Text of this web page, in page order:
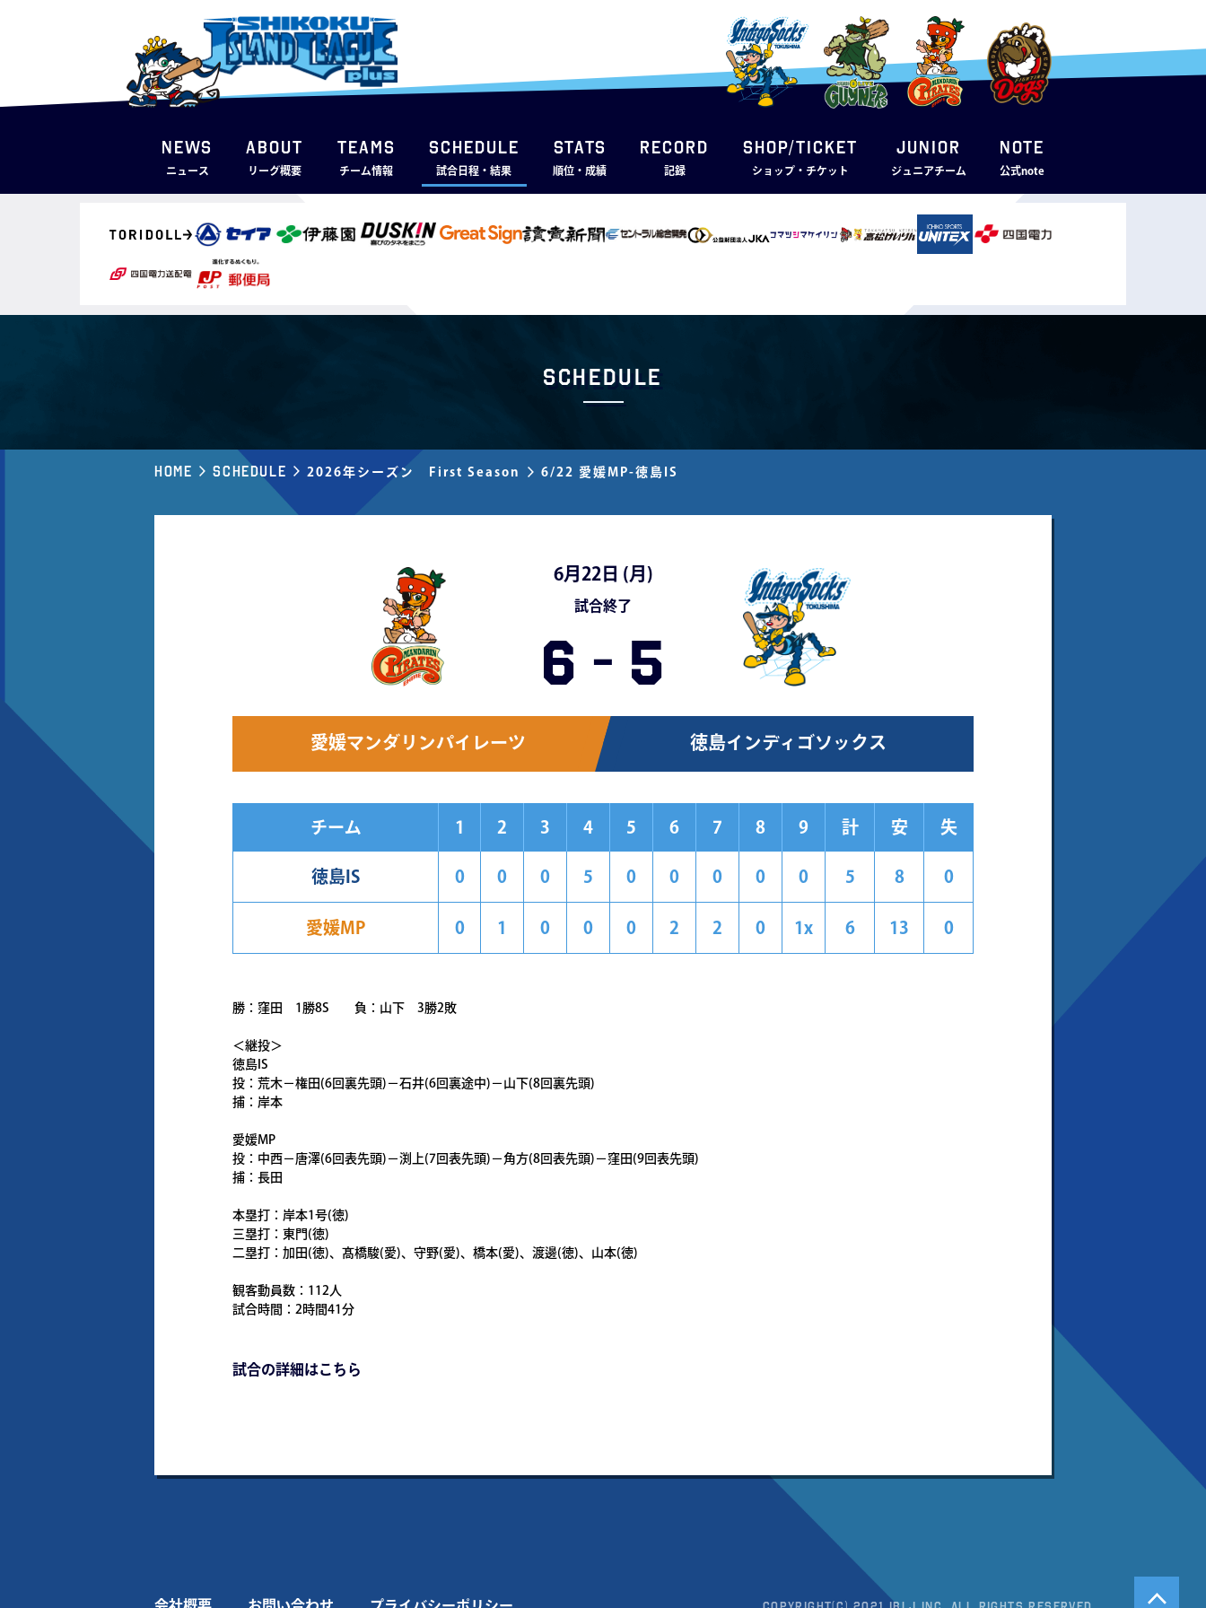
NEWS
ニュース
ABOUT
リーグ概要
TEAMS
チーム情報
SCHEDULE
試合日程・結果
STATS
順位・成績
RECORD
記録
SHOP/TICKET
ショップ・チケット
JUNIOR
ジュニアチーム
note
公式note
Schedule
Home Schedule 2026年シーズン First Season 6/22 愛媛MP-徳島IS
6月22日 (月 )
試合終了
6 - 5
愛媛マンダリンパイレーツ 徳島インディゴソックス
チーム 1 2 3 4 5 6 7 8 9 計 安 失
徳島IS 0 0 0 5 0 0 0 0 0 5 8 0
愛媛MP 0 1 0 0 0 2 2 0 1x 6 13 0
勝：窪田 1勝8S 負：山下 3勝2敗
＜継投＞
徳島IS
投：荒木－権田(6回裏先頭)－石井(6回裏途中)－山下(8回裏先頭)
捕：岸本
愛媛MP
投：中西－唐澤(6回表先頭)－渕上(7回表先頭)－角方(8回表先頭)－窪田(9回表先頭)
捕：長田
本塁打：岸本1号(徳)
三塁打：東門(徳)
二塁打：加田(徳)、髙橋駿(愛)、守野(愛)、橋本(愛)、渡邊(徳)、山本(徳)
観客動員数：112人
試合時間：2時間41分
試合の詳細はこちら